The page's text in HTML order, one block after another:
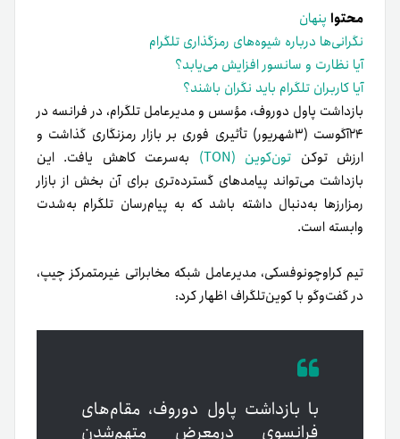
محتوا پنهان
نگرانی‌ها درباره شیوه‌های رمزگذاری تلگرام
آیا نظارت و سانسور افزایش می‌یابد؟
آیا کاربران تلگرام باید نگران باشند؟
بازداشت پاول دوروف، مؤسس و مدیرعامل تلگرام، در فرانسه در
۲۴آگوست (۳شهریور) تأثیری فوری بر بازار رمزنگاری گذاشت و
ارزش توکن تون‌کوین (TON)
به‌سرعت کاهش یافت. این
بازداشت می‌تواند پیامدهای گسترده‌تری برای آن بخش از بازار
رمزارزها به‌دنبال داشته باشد که به پیام‌رسان تلگرام به‌شدت
وابسته است.
تیم کراوچونوفسکی، مدیرعامل شبکه مخابراتی غیرمتمرکز چیپ،
در گفت‌وگو با کوین‌تلگراف اظهار کرد:
با بازداشت پاول دوروف، مقام‌های
فرانسوی در‌معرض متهم‌شدن